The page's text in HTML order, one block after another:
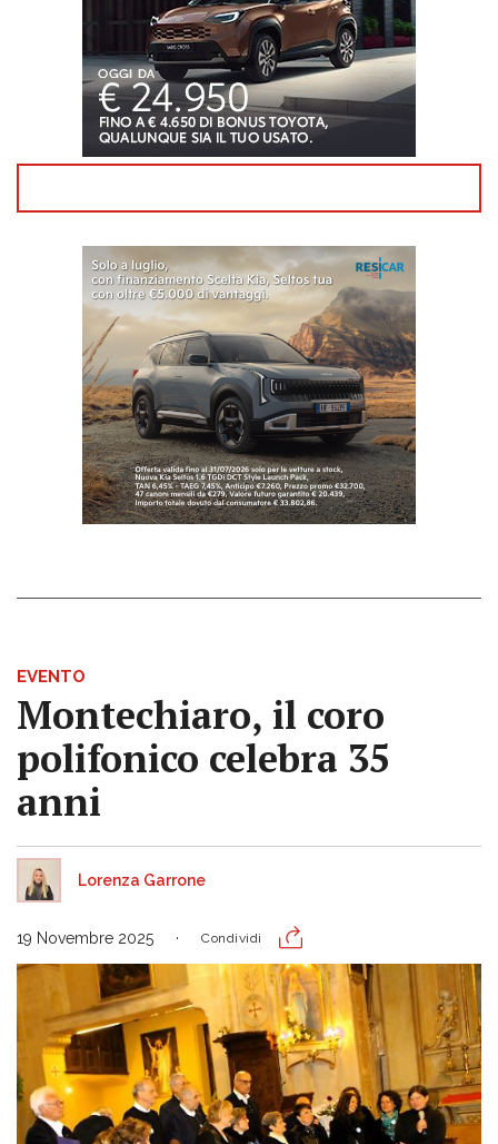
EVENTO
Montechiaro, il coro
polifonico celebra 35
anni
Lorenza Garrone
19 Novembre 2025 Condividi